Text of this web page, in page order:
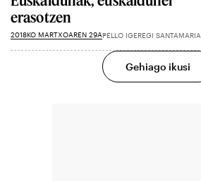
erasotzen
2018KO MARTXOAREN 29APELLO IGEREGI SANTAMARIA
Gehiago ikusi